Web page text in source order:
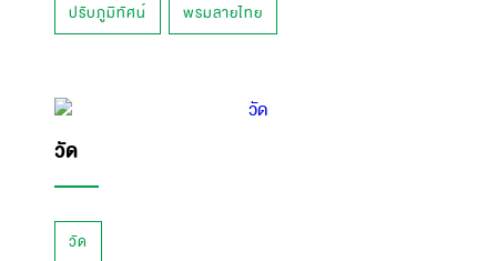
ปรับภูมิทัศน์ พรมลายไทย
วัด
วัด